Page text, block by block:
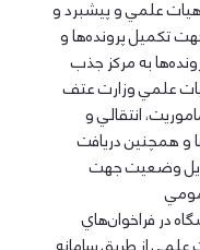
علمي و پيشبرد و
تكميل پرونده‌ها و
به مركز جذب
علمي وزارت عتف
انتقالي و
و همچنين دريافت
وضعيت جهت
در فراخوان‌هاي